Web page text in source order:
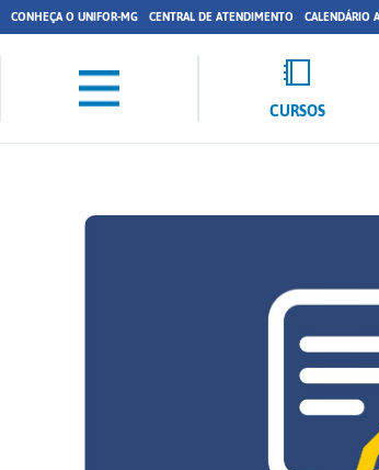
CONHEÇA O UNIFOR-MG CENTRAL DE ATENDIMENTO CALENDÁRIO
CURSOS